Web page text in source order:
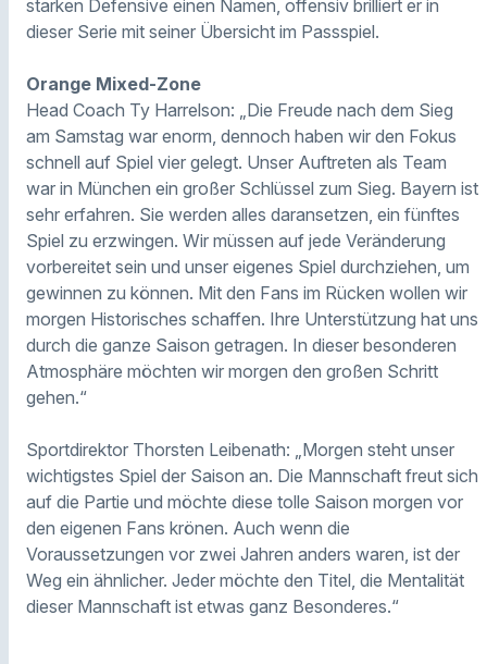
starken Defensive einen Namen, offensiv brilliert er in
dieser Serie mit seiner Übersicht im Passspiel.
Orange Mixed-Zone
Head Coach Ty Harrelson: „Die Freude nach dem Sieg
am Samstag war enorm, dennoch haben wir den Fokus
schnell auf Spiel vier gelegt. Unser Auftreten als Team
war in München ein großer Schlüssel zum Sieg. Bayern ist
sehr erfahren. Sie werden alles daransetzen, ein fünftes
Spiel zu erzwingen. Wir müssen auf jede Veränderung
vorbereitet sein und unser eigenes Spiel durchziehen, um
gewinnen zu können. Mit den Fans im Rücken wollen wir
morgen Historisches schaffen. Ihre Unterstützung hat uns
durch die ganze Saison getragen. In dieser besonderen
Atmosphäre möchten wir morgen den großen Schritt
gehen.“
Sportdirektor Thorsten Leibenath: „Morgen steht unser
wichtigstes Spiel der Saison an. Die Mannschaft freut sich
auf die Partie und möchte diese tolle Saison morgen vor
den eigenen Fans krönen. Auch wenn die
Voraussetzungen vor zwei Jahren anders waren, ist der
Weg ein ähnlicher. Jeder möchte den Titel, die Mentalität
dieser Mannschaft ist etwas ganz Besonderes.“